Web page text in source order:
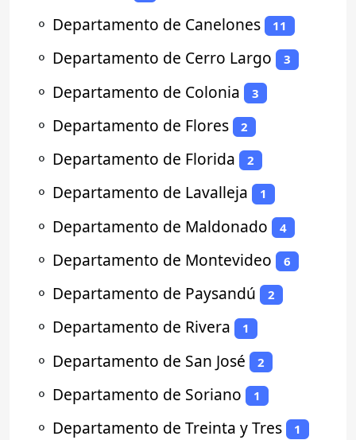
⚬ Departamento de Canelones 11
⚬ Departamento de Cerro Largo 3
⚬ Departamento de Colonia 3
⚬ Departamento de Flores 2
⚬ Departamento de Florida 2
⚬ Departamento de Lavalleja 1
⚬ Departamento de Maldonado 4
⚬ Departamento de Montevideo 6
⚬ Departamento de Paysandú 2
⚬ Departamento de Rivera 1
⚬ Departamento de San José 2
⚬ Departamento de Soriano 1
⚬ Departamento de Treinta y Tres 1